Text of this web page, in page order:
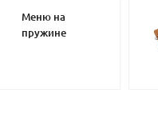
Меню на
пружине